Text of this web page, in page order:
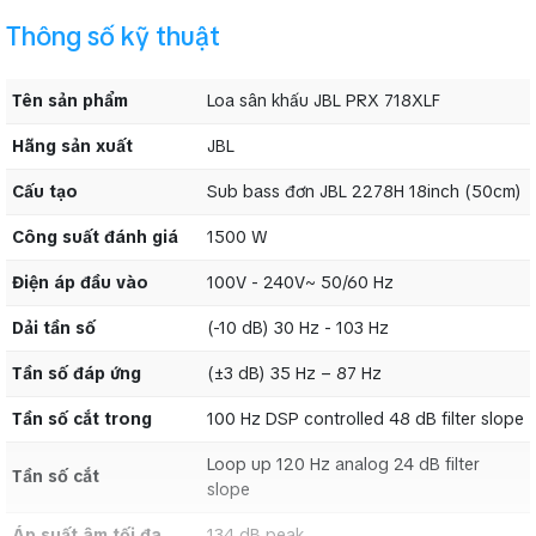
ưu hóa các thành phần, hệ thống lựa chọn EQ
stereo pass-thru với bộ lọc lựa chọn HP và phân cực ngược.
Loa được thiết kế giúp việc vận chuyển được an toàn và dễ
dàng nhất.
Với việc sử dụng gỗ dán bạch dương và cấu trúc lưới bảo vệ
loa cực tốt giúp loa hoạt động hiệu quả và có độ bền sử
dụng cao.
Tên sản phẩm
Loa sân khấu JBL PRX 718XLF
Hãng sản xuất
JBL
Cấu tạo
Sub bass đơn JBL 2278H 18inch
Công suất đánh giá
1500 W
Thông số kỹ thuật
Tên sản phẩm Loa sân khấu JBL PRX 718XLF
Hãng sản xuất JBL
Cấu tạo Sub bass đơn JBL 2278H 18inch (50cm)
Công suất đánh giá 1500 W
Điện áp đầu vào 100V - 240V~ 50/60 Hz
Dải tần số (-10 dB) 30 Hz - 103 Hz
Tần số đáp ứng (±3 dB) 35 Hz – 87 Hz
Tần số cắt trong 100 Hz DSP controlled 48 dB filter slope
Tần số cắt
Loop up 120 Hz analog 24 dB filter
slope